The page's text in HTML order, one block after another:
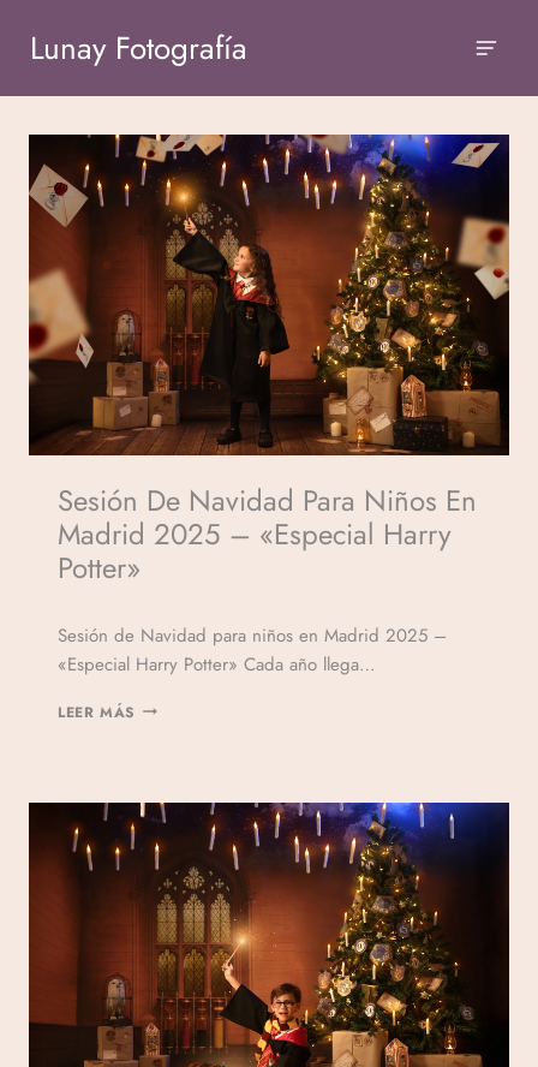
Lunay Fotografía
Sesión De Navidad Para Niños En
Madrid 2025 – «Especial Harry
Potter»
Veronicamulio
Sesión de Navidad para niños en Madrid 2025 –
«Especial Harry Potter» Cada año llega…
LEER MÁS